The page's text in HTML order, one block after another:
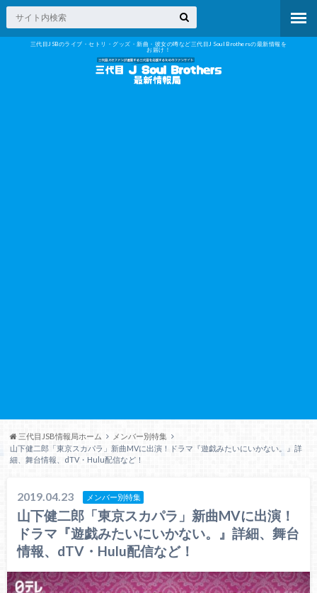
三代目JSBのライブ・セトリ・グッズ・新曲・彼女の噂など三代目J Soul Brothersの最新情報を
お届け！
三代目JSB情報局ホーム
メンバー別特集
山下健二郎「東京スカパラ」新曲MVに出演！ドラマ『遊戯みたいにいかない。』詳
細、舞台情報、dTV・Hulu配信など！
2019.04.23 メンバー別特集
山下健二郎「東京スカパラ」新曲MVに出演！
ドラマ『遊戯みたいにいかない。』詳細、舞台
情報、dTV・Hulu配信など！